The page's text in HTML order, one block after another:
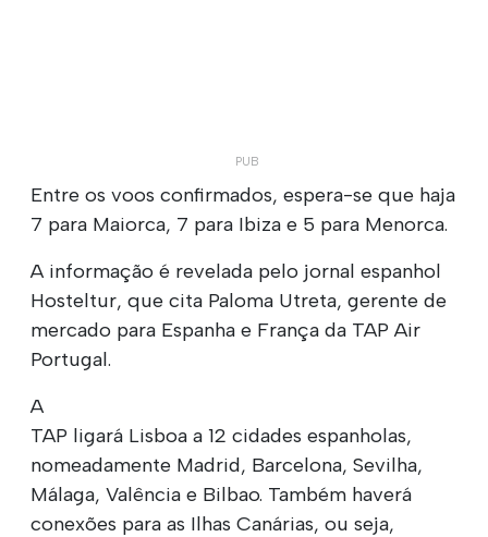
Entre os voos confirmados, espera-se que haja
7 para Maiorca, 7 para Ibiza e 5 para Menorca.
A informação é revelada pelo jornal espanhol
Hosteltur, que cita Paloma Utreta, gerente de
mercado para Espanha e França da TAP Air
Portugal.
A
TAP ligará Lisboa a 12 cidades espanholas,
nomeadamente Madrid, Barcelona, Sevilha,
Málaga, Valência e Bilbao. Também haverá
conexões para as Ilhas Canárias, ou seja,